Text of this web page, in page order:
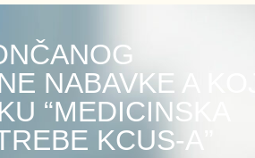
NABAVKE A KOJI
“MEDICINSKA
KCUS-A”